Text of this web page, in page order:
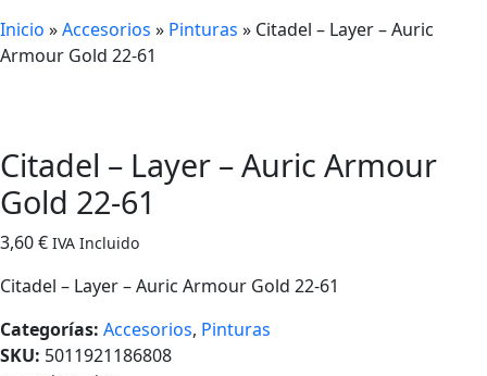
Inicio »Accesorios » Pinturas » Citadel – Layer – Auric
Armour Gold 22-61
Citadel – Layer – Auric Armour
Gold 22-61
3,60€ IVA Incluido
Citadel – Layer – Auric Armour Gold 22-61
Categorías: Accesorios, Pinturas
SKU: 5011921186808